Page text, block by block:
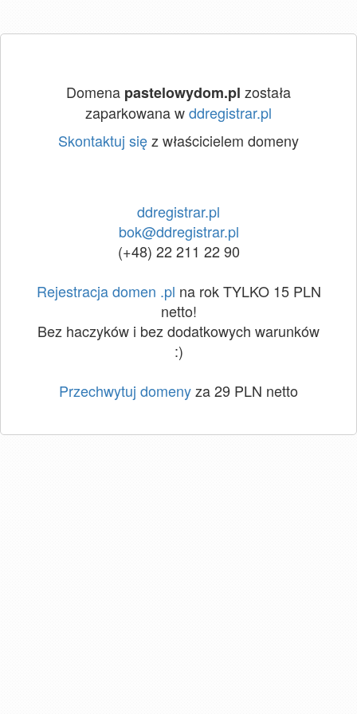
Domena pastelowydom.pl została
zaparkowana wddregistrar.pl
Skontaktuj sięz właścicielem domeny
ddregistrar.pl
bok@ddregistrar.pl
(+48) 22 211 22 90
Rejestracja domen .pl na rok TYLKO 15 PLN
netto!
Bez haczyków i bez dodatkowych warunków
:)
Przechwytuj domenyza 29 PLN netto